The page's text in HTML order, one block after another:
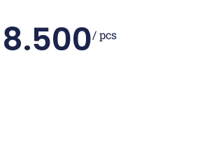
8.500/ pcs